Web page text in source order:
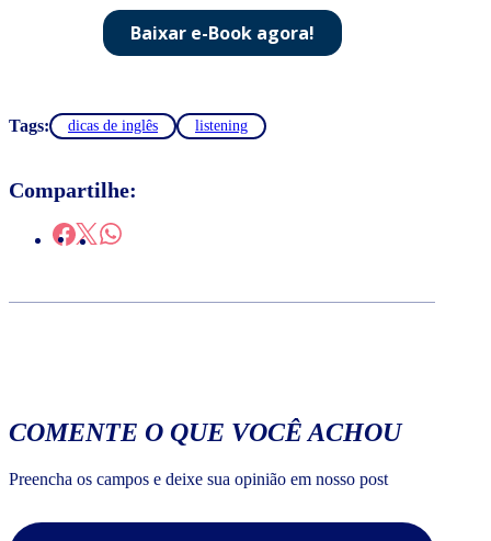
Tags: dicas de inglês listening
Compartilhe:
COMENTE O QUE VOCÊ ACHOU
Preencha os campos e deixe sua opinião em nosso post